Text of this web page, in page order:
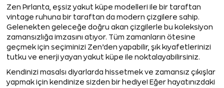
Zen Pırlanta, eşsiz yakut küpe modelleri ile bir taraftan
vintage ruhuna bir taraftan da modern çizgilere sahip.
Gelenekten geleceğe doğru akan çizgilerle bu koleksiyon
zamansızlığa imzasını atıyor. Tüm zamanların ötesine
geçmek için seçiminizi Zen’den yapabilir, şık kıyafetlerinizi
tutku ve enerji yayan yakut küpe ile noktalayabilirsiniz.
Kendinizi masalsı diyarlarda hissetmek ve zamansız çıkışlar
yapmak için kendinize sizden bir hediye! Eğer hayatınızdaki